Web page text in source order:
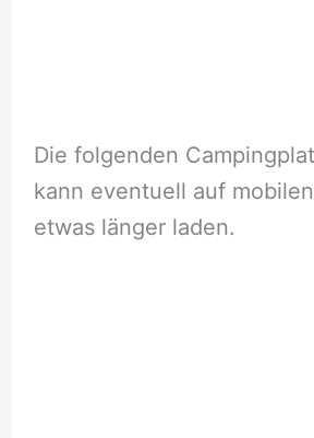
Die folgenden
kann eventuell auf
etwas länger laden.